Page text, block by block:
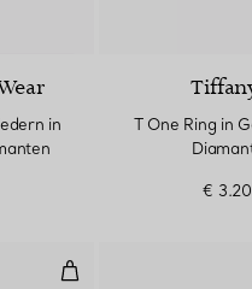
in
T One Ring in
€
Ring in Gelbgold